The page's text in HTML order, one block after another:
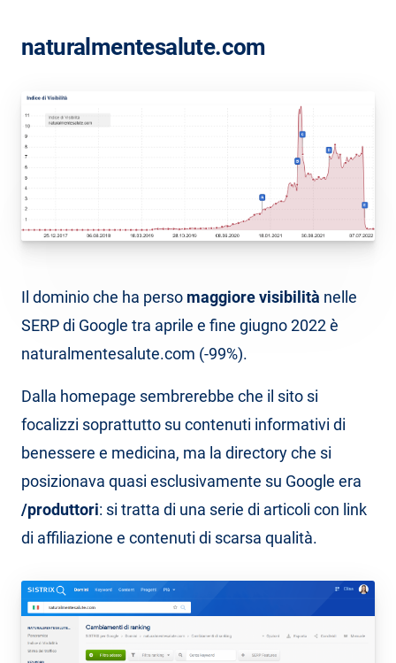
naturalmentesalute.com
Il dominio che ha perso maggiore visibilità nelle
SERP di Google tra aprile e fine giugno 2022 è
naturalmentesalute.com (-99%).
Dalla homepage sembrerebbe che il sito si
focalizzi soprattutto su contenuti informativi di
benessere e medicina, ma la directory che si
posizionava quasi esclusivamente su Google era
/produttori: si tratta di una serie di articoli con link
di affiliazione e contenuti di scarsa qualità.